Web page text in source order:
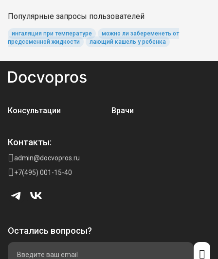
Популярные запросы пользователей
ингаляция при температуре
можно ли забеременеть от
предсеменной жидкости
лающий кашель у ребенка
Консультации Врачи
Контакты:
admin@docvopros.ru
+7(495) 001-15-40
Остались вопросы?